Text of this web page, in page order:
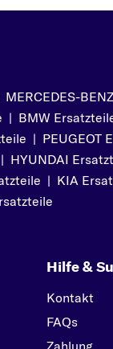
S
SEAT
SKODA
SMART
SUBARU
TOYOTA
VOLVO
MERCEDES-
| BMW
| PEUGEOT
| HYUNDAI
| KIA
Hilfe &
Kontakt
FAQs
Zahlung